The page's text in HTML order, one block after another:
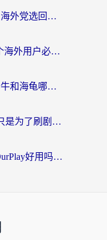
雷霆加速下载免费靠谱吗？海外党选回国加速器的避坑指南（附热门工具对比）
NordVPN 回国能用吗？一个海外用户必须面对的真实困境
海外回国加速器怎么选？斧牛和海龟哪个好？一篇帮你避开坑的实用指南
从匈牙利回国内的vpn，不只是为了刷剧那么简单
海外党必看：Quickback和OurPlay好用吗？3分钟选对回国加速器，无缝刷剧玩游戏